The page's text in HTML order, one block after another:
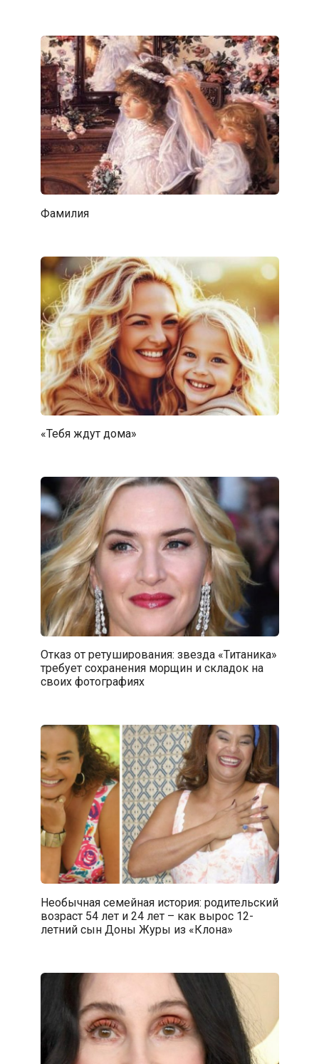
Фамилия
«Тебя ждут дома»
Отказ от ретуширования: звезда «Титаника»
требует сохранения морщин и складок на
своих фотографиях
Необычная семейная история: родительский
возраст 54 лет и 24 лет – как вырос 12-
летний сын Доны Журы из «Клона»